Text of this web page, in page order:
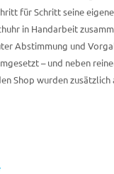
für Schritt seine
in Handarbeit
Abstimmung und
– und neben
Shop wurden zusätzlich